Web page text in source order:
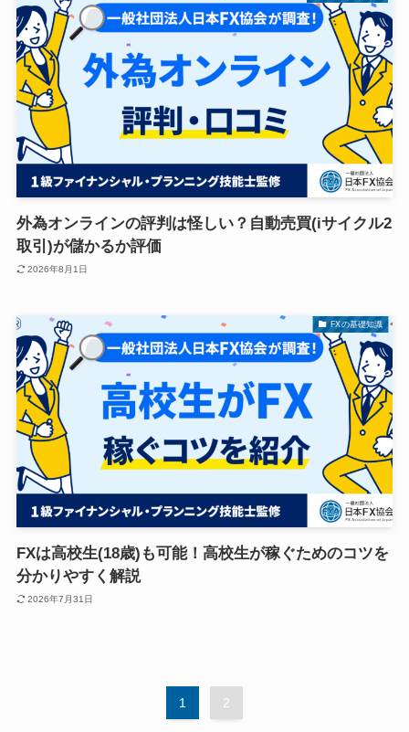
外為オンラインの評判は怪しい？自動売買(iサイクル2
取引)が儲かるか評価
2026年8月1日
FXの基礎知識
FXは高校生(18歳)も可能！高校生が稼ぐためのコツを
分かりやすく解説
2026年7月31日
1 2